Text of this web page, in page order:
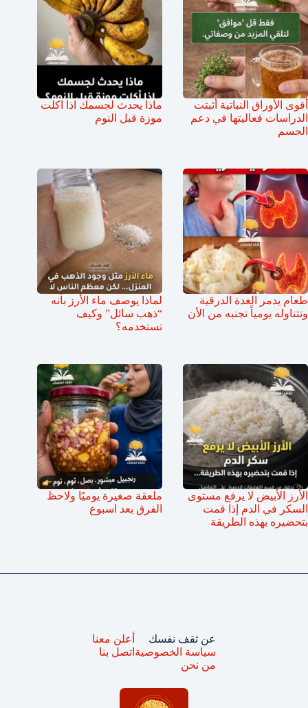
أقوى الأوراق النباتية أثبتت
الدراسات فعاليتها في دعم
الجسم
ماذا يحدث لجسمك اذا اكلت
موزة قبل النوم
طعام يدمر الغدة الدرقية
وتتناوله يومياً تجنبه من الأن
لماذا يوصف ماء الأرز بأنه
“ذهب سائل” وكيف
تستخدمه؟
الأرز الأبيض لا يرفع مستوى
السكر في الدم إذا قمت
بتحضيره بهذه الطريقة
ملعقة صغيرة يوميًا ولاحظ
الفرق بعد اسبوع
عن ثقف نفسك
سياسة الخصوصية
من نحن
أعلن معنا
اتصل بنا